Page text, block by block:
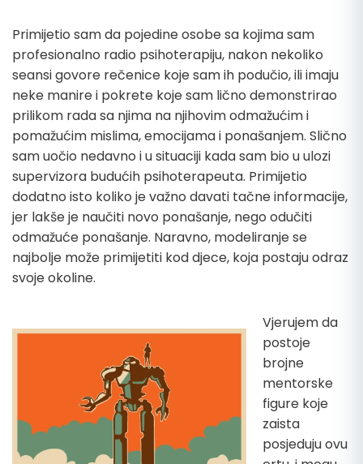
Primijetio sam da pojedine osobe sa kojima sam
profesionalno radio psihoterapiju, nakon nekoliko
seansi govore rečenice koje sam ih podučio, ili imaju
neke manire i pokrete koje sam lično demonstrirao
prilikom rada sa njima na njihovim odmažućim i
pomažućim mislima, emocijama i ponašanjem. Slično
sam uočio nedavno i u situaciji kada sam bio u ulozi
supervizora budućih psihoterapeuta. Primijetio
dodatno isto koliko je važno davati tačne informacije,
jer lakše je naučiti novo ponašanje, nego odučiti
odmažuće ponašanje. Naravno, modeliranje se
najbolje može primijetiti kod djece, koja postaju odraz
svoje okoline.
Vjerujem da
postoje
brojne
mentorske
figure koje
zaista
posjeduju ovu